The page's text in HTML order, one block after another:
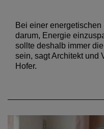
Bei einer
darum, Energie
sollte deshalb immer
sein, sagt Architekt und
Hofer.